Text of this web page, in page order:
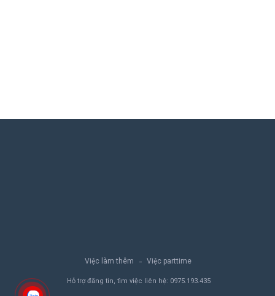
Việc làm thêm Việc parttime
Hỗ trợ đăng tin, tìm việc liên hệ: 0975.193.435